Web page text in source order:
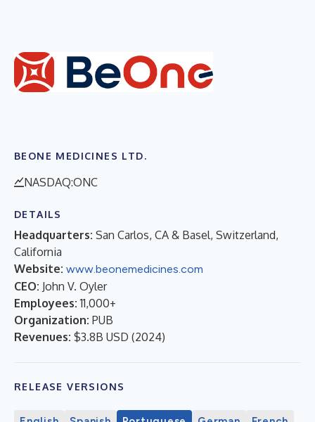
BEONE MEDICINES LTD.
NASDAQ:ONC
DETAILS
Headquarters: San Carlos, CA & Basel, Switzerland,
California
Website: www.beonemedicines.com
CEO: John V. Oyler
Employees: 11,000+
Organization: PUB
Revenues: $3.8B USD (2024)
RELEASE VERSIONS